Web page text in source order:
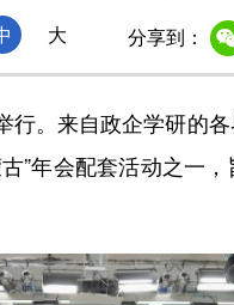
大 分享到：
。来自政企学研的
”年会配套活动之一